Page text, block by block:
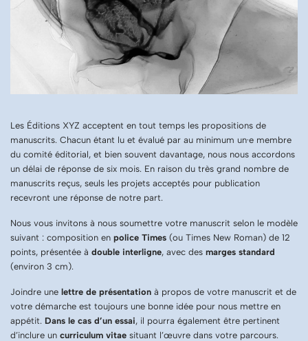
Les Éditions XYZ acceptent en tout temps les propositions de
manuscrits. Chacun étant lu et évalué par au minimum un·e membre
du comité éditorial, et bien souvent davantage, nous nous accordons
un délai de réponse de six mois. En raison du très grand nombre de
manuscrits reçus, seuls les projets acceptés pour publication
recevront une réponse de notre part.
Nous vous invitons à nous soumettre votre manuscrit selon le modèle
suivant : composition en police Times (ou Times New Roman) de 12
points, présentée à double interligne, avec des marges standard
(environ 3 cm).
Joindre une lettre de présentation à propos de votre manuscrit et de
votre démarche est toujours une bonne idée pour nous mettre en
appétit. Dans le cas d’un essai, il pourra également être pertinent
d’inclure un curriculum vitae situant l’œuvre dans votre parcours.